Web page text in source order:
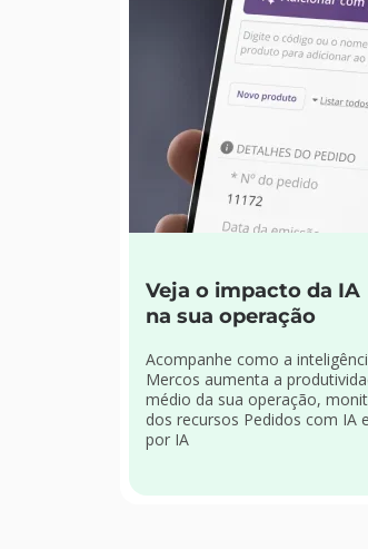
Veja o impacto da IA
na sua operação
Acompanhe como a
Mercos aumenta a
médio da sua operação,
dos recursos Pedidos com IA
por IA